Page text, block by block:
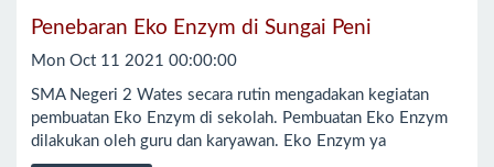
Penebaran Eko Enzym di Sungai Peni
Mon Oct 11 2021 00:00:00
SMA Negeri 2 Wates secara rutin mengadakan kegiatan
pembuatan Eko Enzym di sekolah. Pembuatan Eko Enzym
dilakukan oleh guru dan karyawan. Eko Enzym ya